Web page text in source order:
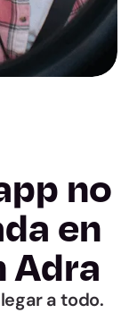
no
en
Adra
a todo.